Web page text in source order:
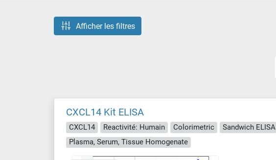
Afficher les filtres
CXCL14 Kit ELISA
CXCL14 Reactivité: Humain Colorimetric Sandwich ELISA
Plasma, Serum, Tissue Homogenate